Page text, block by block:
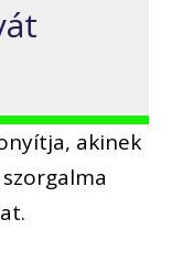
akinek